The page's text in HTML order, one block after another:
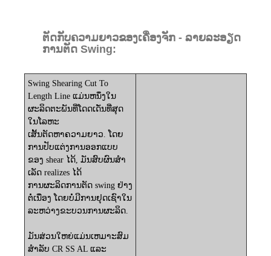
ຕັດກັບຄວາມຍາວຂອງເຄື່ອງຈັກ - ລາຍລະອຽດ
ການຕັດ Swing:
Swing Shearing Cut To
Length Line ແມ່ນຫນຶ່ງໃນ
ຜະລິດຕະພັນທີ່ໂດດເດັ່ນທີ່ສຸດ
ໃນໂລຫະ
ເສັ້ນຕັດຫາຄວາມຍາວ. ໂດຍ
ການປັບແຕ່ງການອອກແບບ
ຂອງ shear ໄດ້, ມັນສົບຜົນສໍາ
ເລັດ realizes ໄດ້
ການຜະລິດການຕັດ swing ຢ່າງ
ຕໍ່ເນື່ອງ ໂດຍບໍ່ມີການຢຸດເຊົາໃນ
ລະຫວ່າງຂະບວນການຜະລິດ.
ມັນສ່ວນໃຫຍ່ແມ່ນເຫມາະສົມ
ສໍາລັບ CR SS AL ແລະ